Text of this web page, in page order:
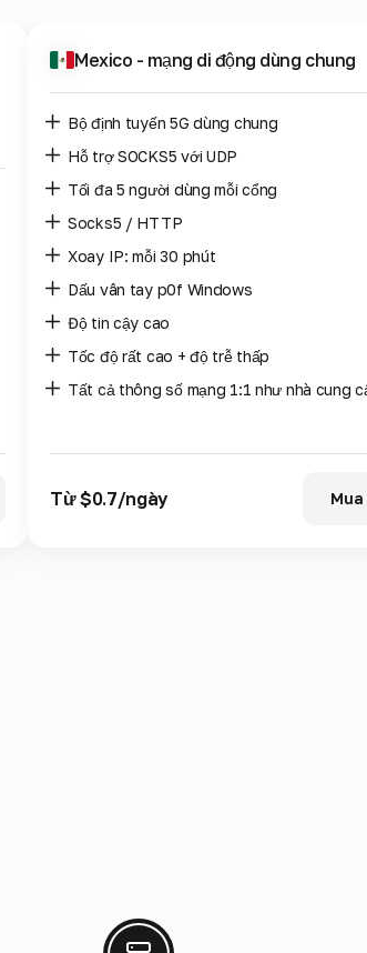
Mexico - mạng di động dùng chung
Bộ định tuyến 5G dùng chung
Hỗ trợ SOCKS5 với UDP
Tối đa 5 người dùng mỗi cổng
Socks5 / HTTP
Xoay IP: mỗi 30 phút
Dấu vân tay p0f Windows
Độ tin cậy cao
Tốc độ rất cao + độ trễ thấp
Tất cả thông số mạng 1:1 như nhà cung
Từ $0.7/ngày Mua